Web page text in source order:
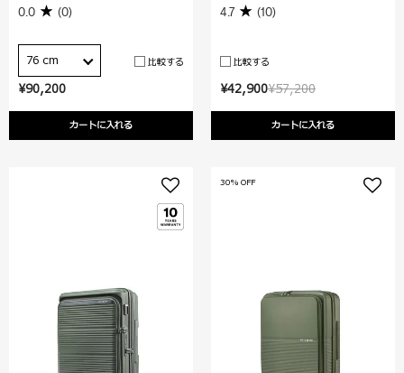
¥90,200
カートに入れる
0.0 (0)
76 cm 比較する
¥57,200
¥42,900
カートに入れる
4.7 (10)
比較する
30% OFF